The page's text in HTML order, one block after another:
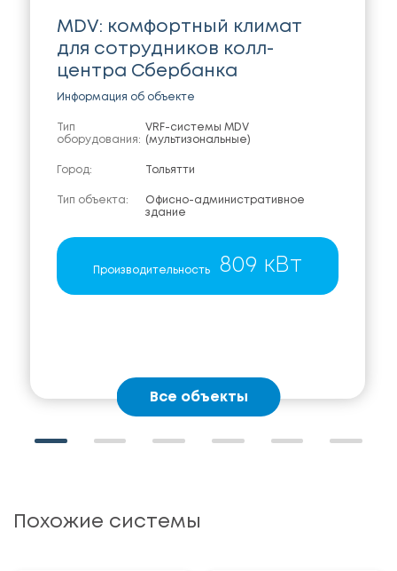
MDV: комфортный климат
для сотрудников колл-
центра Сбербанка
Информация об объекте
Тип
оборудования:
VRF-системы MDV
(мультизональные)
Город: Тольятти
Тип объекта:
Офисно-административное
здание
Производительность 809 кВт
Все объекты
Похожие системы